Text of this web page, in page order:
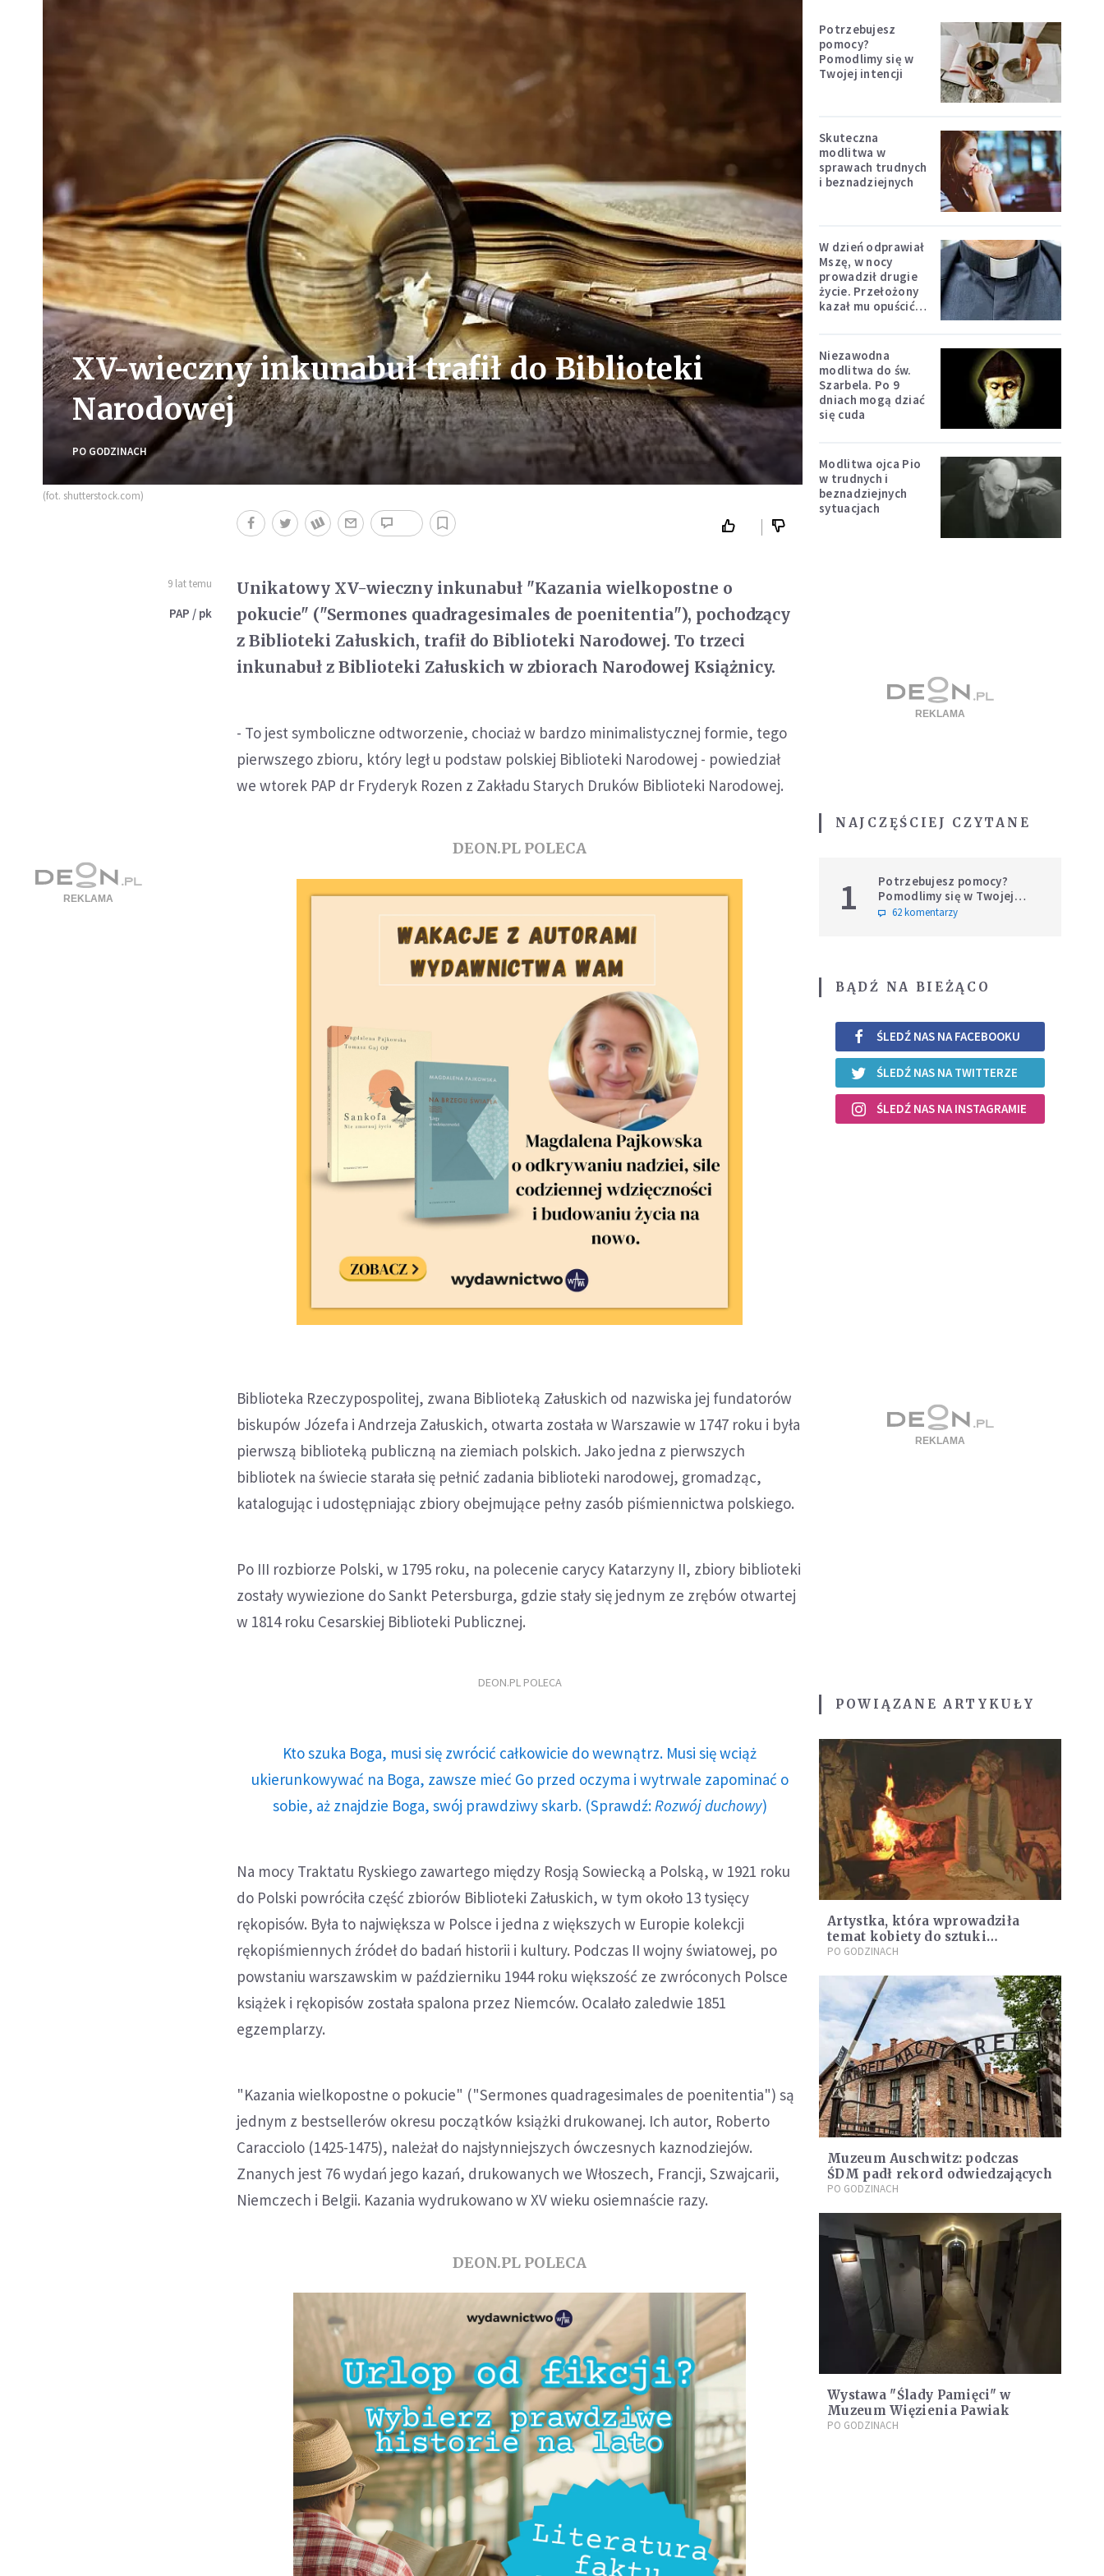
XV-wieczny inkunabuł trafił do Biblioteki
Narodowej
PO GODZINACH
(fot. shutterstock.com)
9 lat temu
PAP / pk
Unikatowy XV-wieczny inkunabuł "Kazania wielkopostne o
pokucie" ("Sermones quadragesimales de poenitentia"), pochodzący
z Biblioteki Załuskich, trafił do Biblioteki Narodowej. To trzeci
inkunabuł z Biblioteki Załuskich w zbiorach Narodowej Książnicy.
- To jest symboliczne odtworzenie, chociaż w bardzo minimalistycznej formie, tego
pierwszego zbioru, który legł u podstaw polskiej Biblioteki Narodowej - powiedział
we wtorek PAP dr Fryderyk Rozen z Zakładu Starych Druków Biblioteki Narodowej.
DEON.PL POLECA
Biblioteka Rzeczypospolitej, zwana Biblioteką Załuskich od nazwiska jej fundatorów
biskupów Józefa i Andrzeja Załuskich, otwarta została w Warszawie w 1747 roku i była
pierwszą biblioteką publiczną na ziemiach polskich. Jako jedna z pierwszych
bibliotek na świecie starała się pełnić zadania biblioteki narodowej, gromadząc,
katalogując i udostępniając zbiory obejmujące pełny zasób piśmiennictwa polskiego.
Po III rozbiorze Polski, w 1795 roku, na polecenie carycy Katarzyny II, zbiory biblioteki
zostały wywiezione do Sankt Petersburga, gdzie stały się jednym ze zrębów otwartej
w 1814 roku Cesarskiej Biblioteki Publicznej.
DEON.PL POLECA
Kto szuka Boga, musi się zwrócić całkowicie do wewnątrz. Musi się wciąż
ukierunkowywać na Boga, zawsze mieć Go przed oczyma i wytrwale zapominać o
sobie, aż znajdzie Boga, swój prawdziwy skarb. (Sprawdź: Rozwój duchowy)
Na mocy Traktatu Ryskiego zawartego między Rosją Sowiecką a Polską, w 1921 roku
do Polski powróciła część zbiorów Biblioteki Załuskich, w tym około 13 tysięcy
rękopisów. Była to największa w Polsce i jedna z większych w Europie kolekcji
rękopiśmiennych źródeł do badań historii i kultury. Podczas II wojny światowej, po
powstaniu warszawskim w październiku 1944 roku większość ze zwróconych Polsce
książek i rękopisów została spalona przez Niemców. Ocalało zaledwie 1851
egzemplarzy.
"Kazania wielkopostne o pokucie" ("Sermones quadragesimales de poenitentia") są
jednym z bestsellerów okresu początków książki drukowanej. Ich autor, Roberto
Caracciolo (1425-1475), należał do najsłynniejszych ówczesnych kaznodziejów.
Znanych jest 76 wydań jego kazań, drukowanych we Włoszech, Francji, Szwajcarii,
Niemczech i Belgii. Kazania wydrukowano w XV wieku osiemnaście razy.
DEON.PL POLECA
Potrzebujesz
pomocy?
Pomodlimy się w
Twojej intencji
Skuteczna
modlitwa w
sprawach trudnych
i beznadziejnych
W dzień odprawiał
Mszę, w nocy
prowadził drugie
życie. Przełożony
kazał mu opuścić
Niezawodna
modlitwa do św.
Szarbela. Po 9
dniach mogą dziać
się cuda
Modlitwa ojca Pio
w trudnych i
beznadziejnych
sytuacjach
NAJCZĘŚCIEJ CZYTANE
1
Potrzebujesz pomocy?
Pomodlimy się w Twojej
intencji
62 komentarzy
BĄDŹ NA BIEŻĄCO
ŚLEDŹ NAS NA FACEBOOKU
ŚLEDŹ NAS NA TWITTERZE
ŚLEDŹ NAS NA INSTAGRAMIE
POWIĄZANE ARTYKUŁY
Artystka, która wprowadziła
temat kobiety do sztuki
sakralnej
PO GODZINACH
Muzeum Auschwitz: podczas
ŚDM padł rekord odwiedzających
PO GODZINACH
Wystawa "Ślady Pamięci" w
Muzeum Więzienia Pawiak
PO GODZINACH